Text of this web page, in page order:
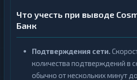
Что учесть при выводе
Банк
Подтверждения сети.
количества подтверждений в
обычно от нескольких минут